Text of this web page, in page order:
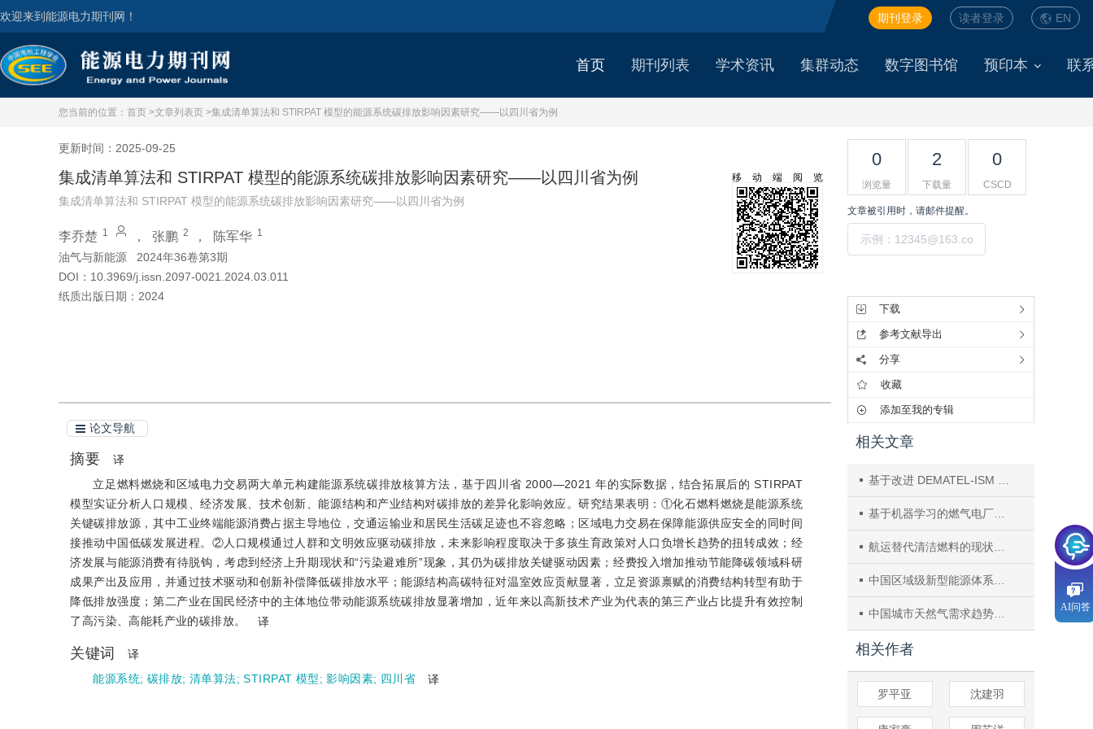
欢迎来到能源电力期刊网！ EN
读者登录
期刊登录
首页 期刊列表 学术资讯 集群动态 数字图书馆 预印本 联
您当前的位置： 首页 >文章列表页 >集成清单算法和 STIRPAT 模型的能源系统碳排放影响因素研究——以四川省为例
更新时间：2025-09-25
集成清单算法和 STIRPAT 模型的能源系统碳排放影响因素研究——以四川省为例
集成清单算法和 STIRPAT 模型的能源系统碳排放影响因素研究——以四川省为例
李乔楚 1 ， 张鹏 2 ， 陈军华 1
油气与新能源
2024年36卷第3期
DOI： 10.3969/j.issn.2097-0021.2024.03.011
纸质出版日期： 2024
移动端阅览
论文导航
摘要
译
立足燃料燃烧和区域电力交易两大单元构建能源系统碳排放核算方法，基于四川省 2000—2021 年的实际数据，结合拓展后的 STIRPAT
模型实证分析人口规模、经济发展、技术创新、能源结构和产业结构对碳排放的差异化影响效应。研究结果表明：①化石燃料燃烧是能源系统
关键碳排放源，其中工业终端能源消费占据主导地位，交通运输业和居民生活碳足迹也不容忽略；区域电力交易在保障能源供应安全的同时间
接推动中国低碳发展进程。②人口规模通过人群和文明效应驱动碳排放，未来影响程度取决于多孩生育政策对人口负增长趋势的扭转成效；经
济发展与能源消费有待脱钩，考虑到经济上升期现状和“污染避难所”现象，其仍为碳排放关键驱动因素；经费投入增加推动节能降碳领域科研
成果产出及应用，并通过技术驱动和创新补偿降低碳排放水平；能源结构高碳特征对温室效应贡献显著，立足资源禀赋的消费结构转型有助于
降低排放强度；第二产业在国民经济中的主体地位带动能源系统碳排放显著增加，近年来以高新技术产业为代表的第三产业占比提升有效控制
了高污染、高能耗产业的碳排放。
译
关键词
译
能源系统; 碳排放; 清单算法;STIRPAT 模型;影响因素; 四川省 译
0
浏览量
2
下载量
0
CSCD
文章被引用时，请邮件提醒。
下载
参考文献导出
分享
收藏
添加至我的专辑
相关文章
基于改进 DEMATEL-ISM 集成模型的中国煤层气开采影响因素系统结构分析
基于机器学习的燃气电厂电价预测研究
航运替代清洁燃料的现状与未来路径
中国区域级新型能源体系建设思考——以某沿海城市为例
中国城市天然气需求趋势预测
相关作者
罗平亚 沈建羽
AI问答